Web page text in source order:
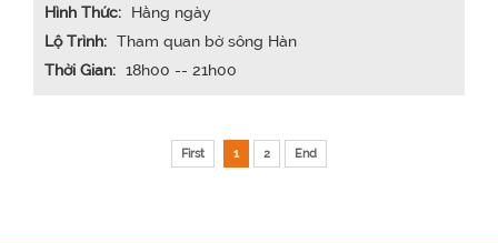
Hình Thức: Hằng ngày
Lộ Trình: Tham quan bờ sông Hàn
Thời Gian: 18h00 -- 21h00
First 1 2 End